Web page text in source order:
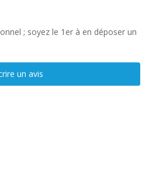
; soyez le 1er à en déposer un
un avis